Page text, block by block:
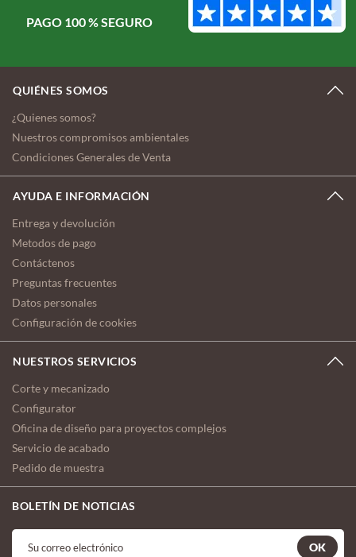
PAGO 100 % SEGURO
QUIÉNES SOMOS
¿Quienes somos?
Nuestros compromisos ambientales
Condiciones Generales de Venta
AYUDA E INFORMACIÓN
Entrega y devolución
Metodos de pago
Contáctenos
Preguntas frecuentes
Datos personales
Configuración de cookies
NUESTROS SERVICIOS
Corte y mecanizado
Configurator
Oficina de diseño para proyectos complejos
Servicio de acabado
Pedido de muestra
BOLETÍN DE NOTICIAS
OK